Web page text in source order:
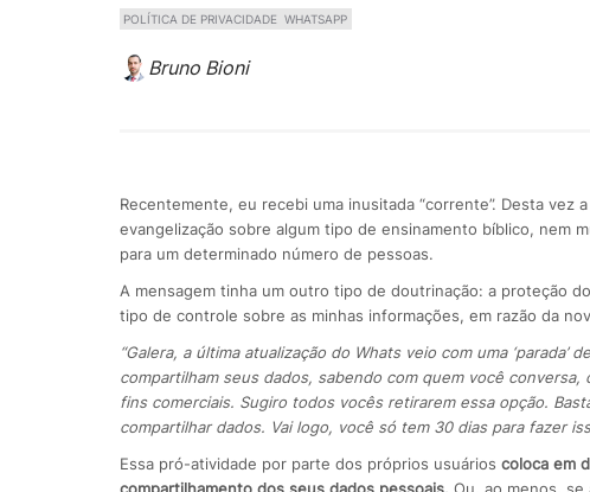
POLÍTICA DE PRIVACIDADE WHATSAPP
Bruno Bioni
Recentemente, eu recebi uma inusitada “corrente”. Desta vez
evangelização sobre algum tipo de ensinamento bíblico, nem
para um determinado número de pessoas.
A mensagem tinha um outro tipo de doutrinação: a proteção
tipo de controle sobre as minhas informações, em razão da
“Galera, a última atualização do Whats veio com uma
compartilham seus dados, sabendo com quem você
fins comerciais. Sugiro todos vocês retirarem essa opção.
compartilhar dados. Vai logo, você só tem 30 dias para fazer
Essa pró-atividade por parte dos próprios usuários coloca em